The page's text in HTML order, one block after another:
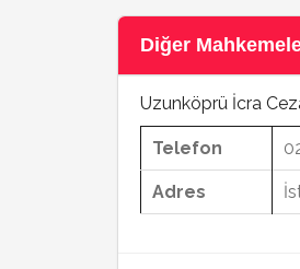
Diğer
Uzunköprü İcra
Telefon
Adres